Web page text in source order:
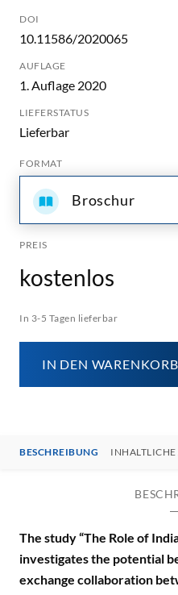
DOI
10.11586/2020065
AUFLAGE
1. Auflage 2020
LIEFERSTATUS
Lieferbar
FORMAT
Broschur
PREIS
kostenlos
In 3-5 Tagen lieferbar
IN DEN WARENKORB
BESCHREIBUNG INHALTLICHE
The study “The Role of
investigates the potential
exchange collaboration